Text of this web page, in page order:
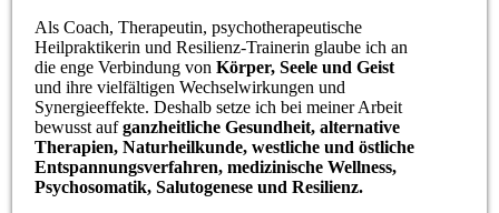
Als Coach, Therapeutin, psychotherapeutische
Heilpraktikerin und Resilienz-Trainerin glaube ich an
die enge Verbindung vonKörper, Seele und Geist
und ihre vielfältigen Wechselwirkungen und
Synergieeffekte. Deshalb setze ich bei meiner Arbeit
bewusst aufganzheitliche Gesundheit, alternative
Therapien, Naturheilkunde,westliche und östliche
Entspannungsverfahren, medizinische Wellness,
Psychosomatik, Salutogenese und Resilienz.